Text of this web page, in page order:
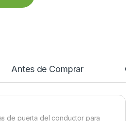
Antes de Comprar
de puerta del conductor para